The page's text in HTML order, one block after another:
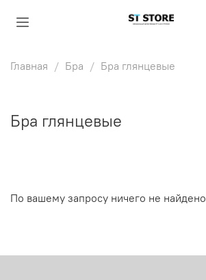
Главная Бра Бра глянцевые
Бра глянцевые
По вашему запросу ничего не найдено